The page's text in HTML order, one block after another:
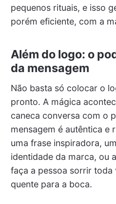
pequenos rituais, e isso
porém eficiente, com a
Além do logo: o
da mensagem
Não basta só colocar o
pronto. A mágica
caneca conversa com o
mensagem é autêntica e
uma frase inspiradora,
identidade da marca, ou
faça a pessoa sorrir
quente para a boca.